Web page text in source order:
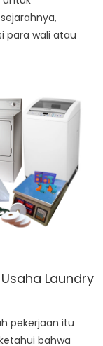
para wali atau
Laundry
pekerjaan itu
bahwa